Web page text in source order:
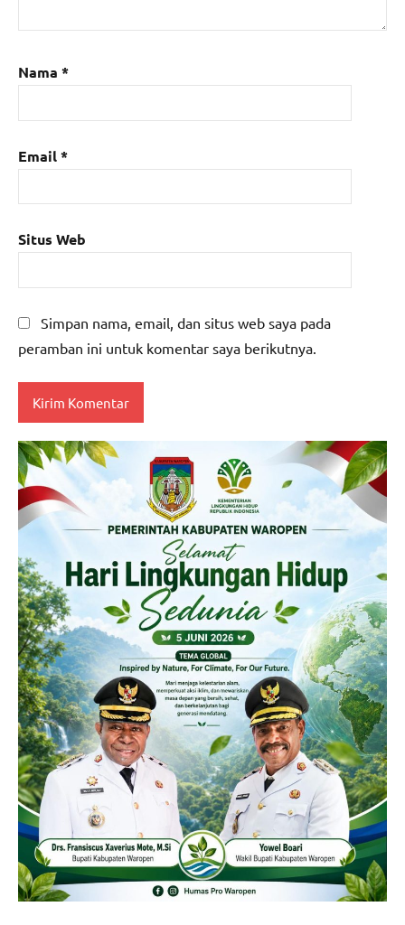
Nama *
Email*
Situs Web
Simpan nama, email, dan situs web saya pada
peramban ini untuk komentar saya berikutnya.